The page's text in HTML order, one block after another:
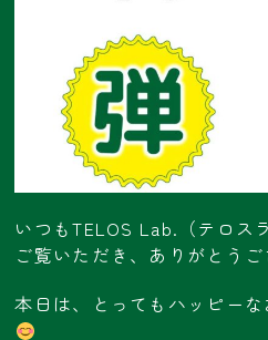
いつもTELOS Lab.（テロス
ご覧いただき、ありがとうご
本日は、とってもハッピー